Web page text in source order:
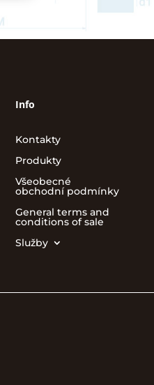
Info
Kontakty
Produkty
Všeobecné
obchodní podmínky
General terms and
conditions of sale
Služby